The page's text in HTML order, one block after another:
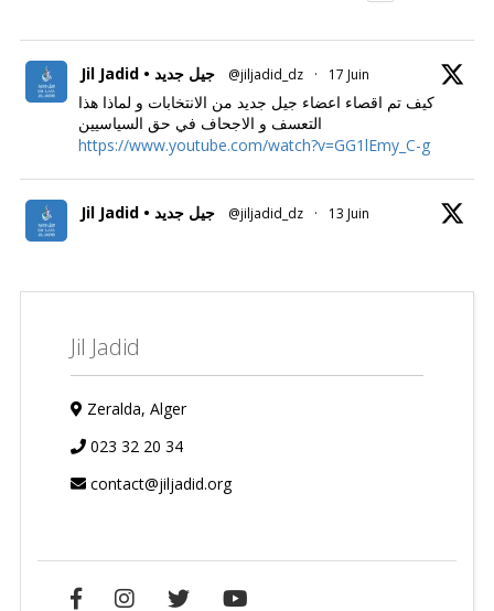
Jil Jadid • جيل جديد @jiljadid_dz · 17 Juin
كيف تم اقصاء اعضاء جيل جديد من الانتخابات و لماذا هذا
التعسف و الاجحاف في حق السياسيين
https://www.youtube.com/watch?v=GG1lEmy_C-g
Jil Jadid • جيل جديد @jiljadid_dz · 13 Juin
Jil Jadid
Zeralda, Alger
023 32 20 34
contact@jiljadid.org